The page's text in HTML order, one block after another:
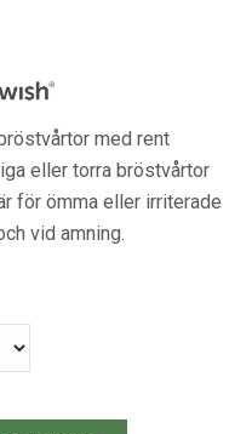
med rent
eller torra bröstvårtor
för ömma eller irriterade
vid amning.